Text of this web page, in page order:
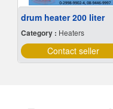
drum heater 200 liter
Category : Heaters
Contact seller